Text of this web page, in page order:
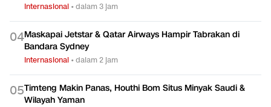
Internasional •dalam 3 jam
04Maskapai Jetstar & Qatar Airways Hampir Tabrakan di
Bandara Sydney
Internasional •dalam 2 jam
05Timteng Makin Panas, Houthi Bom Situs Minyak Saudi &
Wilayah Yaman